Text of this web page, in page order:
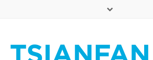
周一 - 周六: 7:00 - 17:00